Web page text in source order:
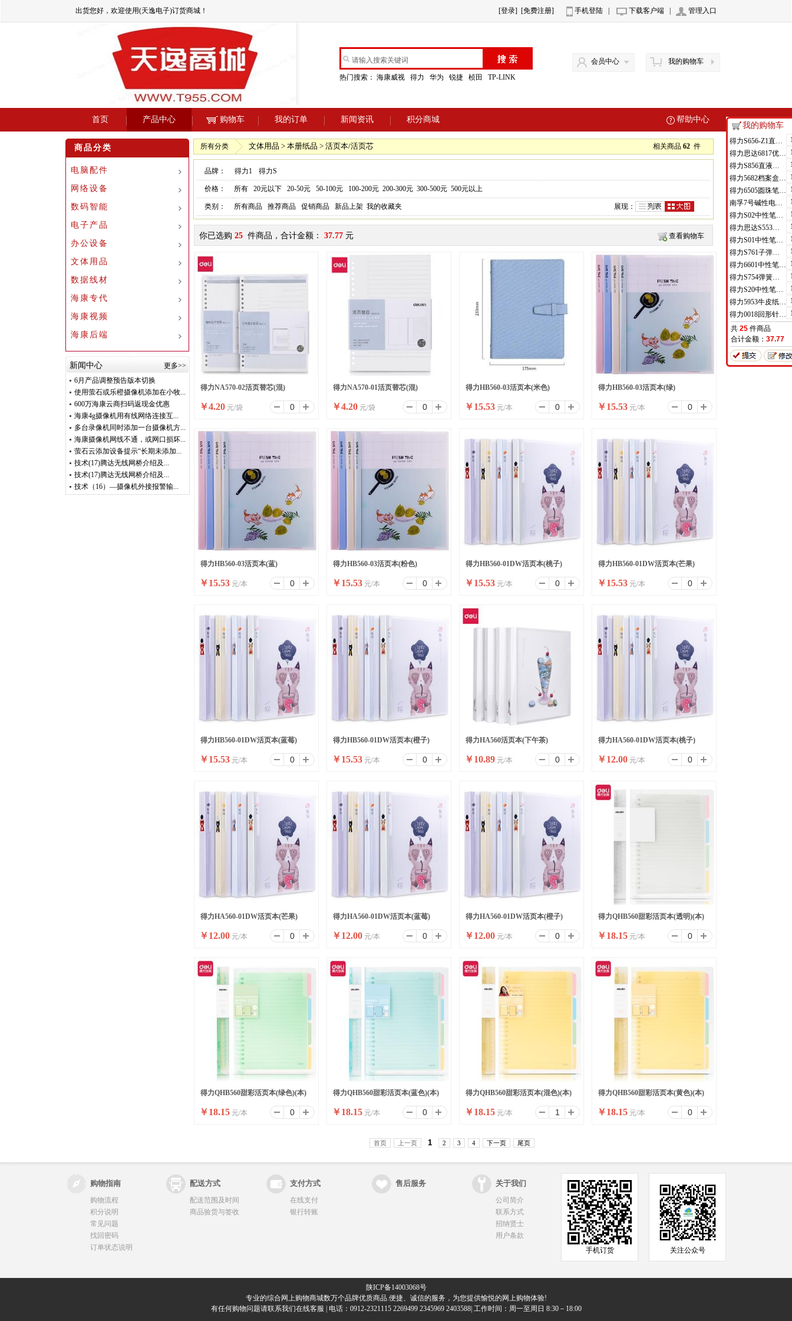
出货您好，欢迎使用(天逸电子)订货商城！ [登录] [免费注册] 手机登陆 下载客户端 管理入口
热门搜索： 海康威视 得力 华为 锐捷 桢田 TP-LINK
会员中心 我的购物车
首页 产品中心 购物车 我的订单 新闻资讯 积分商城 帮助中心
商品分类
电脑配件
网络设备
数码智能
电子产品
办公设备
文体用品
数据线材
海康专代
海康视频
海康后端
新闻中心
更多>>
6月产品调整预告版本切换
使用萤石或乐橙摄像机添加在小牧...
600万海康云商扫码返现金优惠
海康4g摄像机用有线网络连接互...
多台录像机同时添加一台摄像机方...
海康摄像机网线不通，或网口损坏...
萤石云添加设备提示“长期未添加...
技术(17)腾达无线网桥介绍及...
技术(17)腾达无线网桥介绍及...
技术（16）—摄像机外接报警输...
所有分类 文体用品 > 本册纸品 > 活页本/活页芯 相关商品 62件
品牌： 得力1 得力S
价格： 所有 20元以下 20-50元 50-100元 100-200元 200-300元 300-500元 500元以上
类别： 所有商品 推荐商品 促销商品 新品上架 我的收藏夹 展现：
你已选购 25 件商品，合计金额： 37.77 元 查看购物车
得力NA570-02活页替芯(混)
￥4.20 元/袋
得力NA570-01活页替芯(混)
￥4.20 元/袋
得力HB560-03活页本(米色)
￥15.53 元/本
得力HB560-03活页本(绿)
￥15.53 元/本
得力HB560-03活页本(蓝)
￥15.53 元/本
得力HB560-03活页本(粉色)
￥15.53 元/本
得力HB560-01DW活页本(桃子)
￥15.53 元/本
得力HB560-01DW活页本(芒果)
￥15.53 元/本
得力HB560-01DW活页本(蓝莓)
￥15.53 元/本
得力HB560-01DW活页本(橙子)
￥15.53 元/本
得力HA560活页本(下午茶)
￥10.89 元/本
得力HA560-01DW活页本(桃子)
￥12.00 元/本
得力HA560-01DW活页本(芒果)
￥12.00 元/本
得力HA560-01DW活页本(蓝莓)
￥12.00 元/本
得力HA560-01DW活页本(橙子)
￥12.00 元/本
得力QHB560甜彩活页本(透明)(本)
￥18.15 元/本
得力QHB560甜彩活页本(绿色)(本)
￥18.15 元/本
得力QHB560甜彩活页本(蓝色)(本)
￥18.15 元/本
得力QHB560甜彩活页本(混色)(本)
￥18.15 元/本
得力QHB560甜彩活页本(黄色)(本)
￥18.15 元/本
首页 上一页 1 2 3 4 下一页 尾页
我的购物车
得力S656-Z1直液式走珠笔0.5mm子弹头(红)(支)
得力思达6817优逸白板笔(黑)(支)
得力S856直液式走珠笔(黑)(支)
得力5682档案盒(蓝)(只)
得力6505圆珠笔0.7mm子弹头(蓝)(支)
南孚7号碱性电池聚能环4代
得力S02中性笔0.7mm弹簧头(黑)(支)
得力思达S553可加墨记号笔(黑)(支)
得力S01中性笔0.5mm弹簧头(黑)(支)
得力S761子弹头中性笔芯0.7mm子弹头(黑)(支)
得力6601中性笔0.5mm半针管(黑)(支)
得力S754弹簧头中性笔芯0.7mm弹簧头(黑)(支)
得力S20中性笔0.7mm子弹头(黑)(支)
得力5953牛皮纸档案袋(混浆)(米黄色)(10只/包)
得力0018回形针(100枚/盒)
共 25 件商品
合计金额： 37.77
购物指南 配送方式 支付方式 售后服务 关于我们
购物流程
积分说明
常见问题
找回密码
订单状态说明
配送范围及时间
商品验货与签收
在线支付
银行转账
公司简介
联系方式
招纳贤士
用户条款
手机订货
关注公众号
陕ICP备14003068号
专业的综合网上购物商城数万个品牌优质商品.便捷、诚信的服务，为您提供愉悦的网上购物体验!
有任何购物问题请联系我们在线客服 | 电话：0912-2321115 2269499 2345969 2403588| 工作时间：周一至周日 8:30－18:00